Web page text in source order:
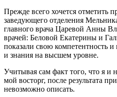
Прежде всего хочется отметить
заведующего отделения
главного врача Царевой Анны
врачей: Беловой Екатерины и
показали свою компетентность
и знания на высшем уровне.
Учитывая сам факт того, что я и
мой восторг, после результата
невозможно описать.